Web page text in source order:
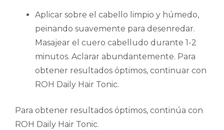
Aplicar sobre el cabello limpio y húmedo,
peinando suavemente para desenredar.
Masajear el cuero cabelludo durante 1-2
minutos. Aclarar abundantemente. Para
obtener resultados óptimos, continuar con
ROH Daily Hair Tonic.
Para obtener resultados óptimos, continúa con
ROH Daily Hair Tonic.